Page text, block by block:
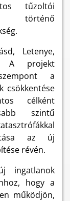
tűzoltói
történő
Letenye,
A projekt
a
csökkentése
célként
szintű
az új
révén.
ingatlanok
hogy a
működjön,